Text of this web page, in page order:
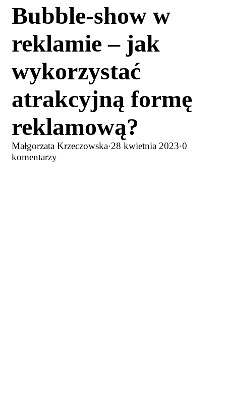
Bubble-show w
reklamie – jak
wykorzystać
atrakcyjną formę
reklamową?
Małgorzata Krzeczowska·28 kwietnia 2023·0
komentarzy